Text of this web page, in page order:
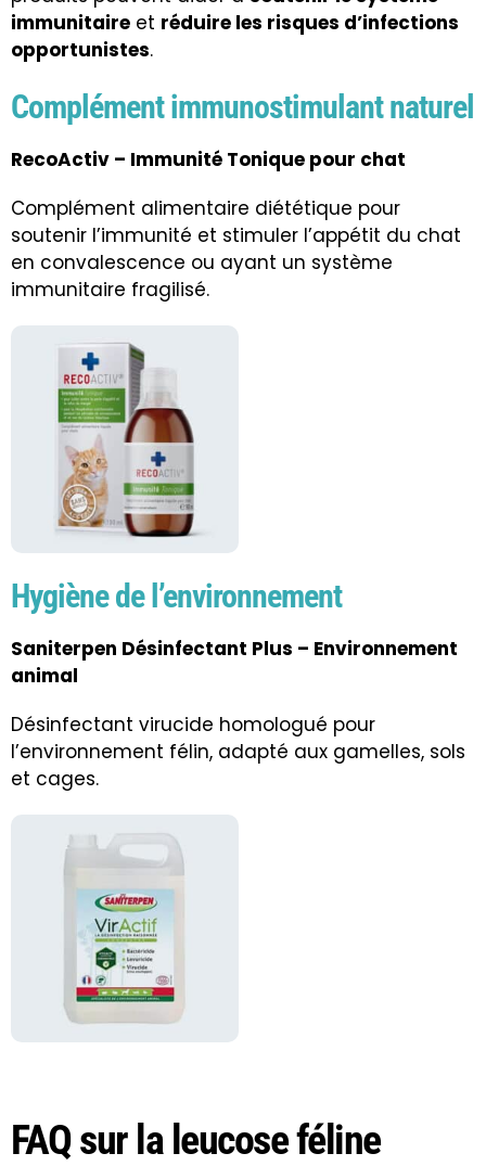
immunitaire et réduire les risques d’infections
opportunistes.
Complément immunostimulant naturel
RecoActiv – Immunité Tonique pour chat
Complément alimentaire diététique pour
soutenir l’immunité et stimuler l’appétit du chat
en convalescence ou ayant un système
immunitaire fragilisé.
Hygiène de l’environnement
Saniterpen Désinfectant Plus – Environnement
animal
Désinfectant virucide homologué pour
l’environnement félin, adapté aux gamelles, sols
et cages.
FAQ sur la leucose féline